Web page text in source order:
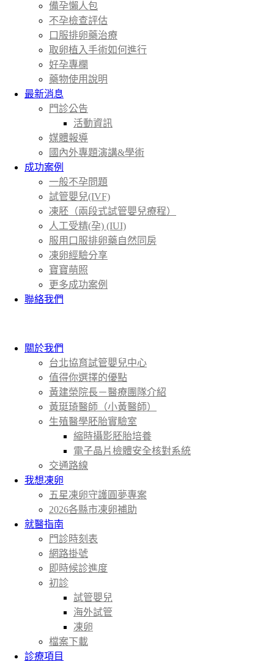
備孕懶人包
不孕檢查評估
口服排卵藥治療
取卵植入手術如何進行
好孕專欄
藥物使用說明
最新消息
門診公告
活動資訊
媒體報導
國內外專題演講&學術
成功案例
一般不孕問題
試管嬰兒(IVF)
凍胚（兩段式試管嬰兒療程）
人工受精(孕) (IUI)
服用口服排卵藥自然同房
凍卵經驗分享
寶寶萌照
更多成功案例
聯絡我們
關於我們
台北協育試管嬰兒中心
值得你選擇的優點
黃建榮院長－醫療團隊介紹
黃珽琦醫師（小黃醫師）
生殖醫學胚胎實驗室
縮時攝影胚胎培養
電子晶片檢體安全核對系統
交通路線
我想凍卵
五星凍卵守護圓夢專案
2026各縣市凍卵補助
就醫指南
門診時刻表
網路掛號
即時候診進度
初診
試管嬰兒
海外試管
凍卵
檔案下載
診療項目